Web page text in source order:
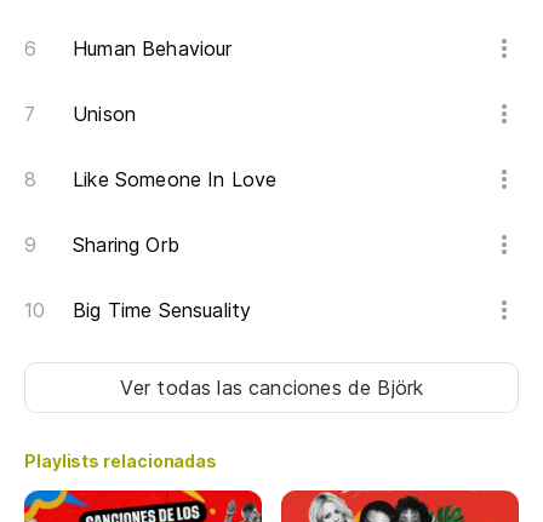
Human Behaviour
Unison
Like Someone In Love
Sharing Orb
Big Time Sensuality
Ver todas las canciones de Björk
Playlists relacionadas